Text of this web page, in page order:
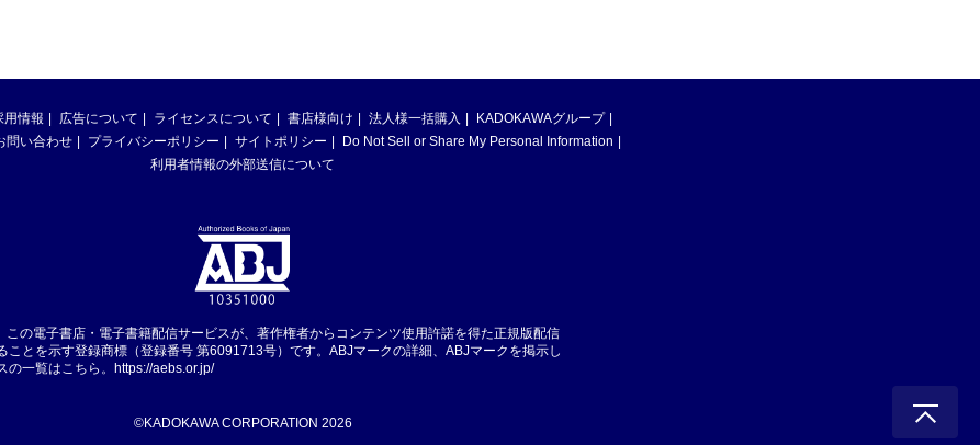
用情報 広告について ライセンスについて 書店様向け 法人様一括購入
KADOKAWAグループ
問い合わせ プライバシーポリシー サイトポリシー
Do Not Sell or Share My Personal Information
利用者情報の外部送信について
この電子書店・電子書籍配信サービスが、著作権者からコンテンツ使用許諾を得た正規版配信
ことを示す登録商標（登録番号 第6091713号）です。ABJマークの詳細、ABJマークを掲示し
の一覧はこちら。 https://aebs.or.jp/
©KADOKAWA CORPORATION 2026